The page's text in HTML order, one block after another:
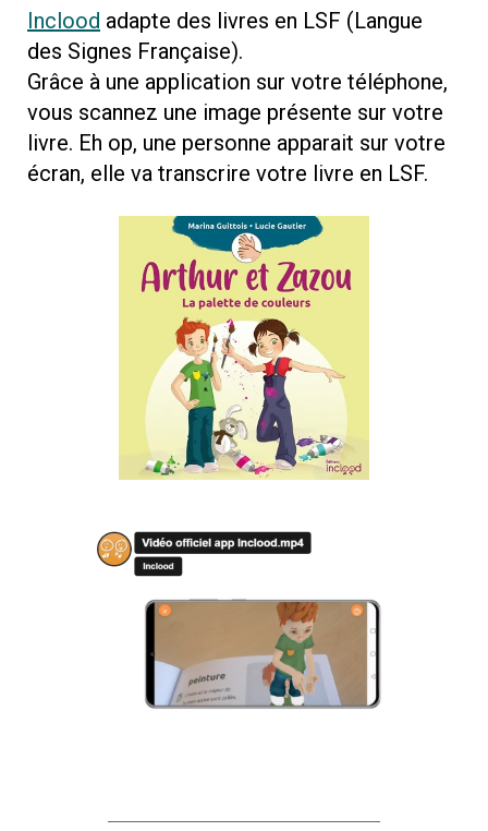
Inclood adapte des livres en LSF (Langue
des Signes Française).
Grâce à une application sur votre téléphone,
vous scannez une image présente sur votre
livre. Eh op, une personne apparait sur votre
écran, elle va transcrire votre livre en LSF.